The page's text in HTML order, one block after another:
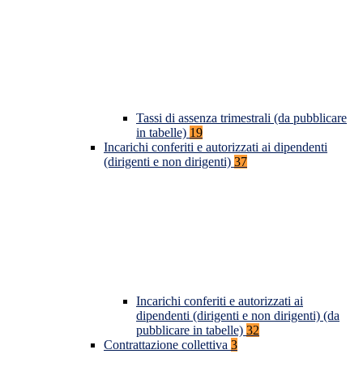
Tassi di assenza trimestrali (da pubblicare
in tabelle) 19
Incarichi conferiti e autorizzati ai dipendenti
(dirigenti e non dirigenti) 37
Incarichi conferiti e autorizzati ai
dipendenti (dirigenti e non dirigenti) (da
pubblicare in tabelle) 32
Contrattazione collettiva 3